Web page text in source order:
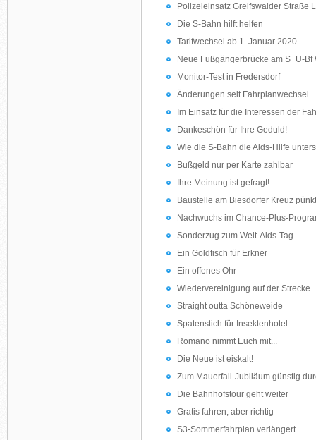
Polizeieinsatz Greifswalder Straße
Die S-Bahn hilft helfen
Tarifwechsel ab 1. Januar 2020
Neue Fußgängerbrücke am S+U-Bf
Monitor-Test in Fredersdorf
Änderungen seit Fahrplanwechsel
Im Einsatz für die Interessen der
Dankeschön für Ihre Geduld!
Wie die S-Bahn die Aids-Hilfe
Bußgeld nur per Karte zahlbar
Ihre Meinung ist gefragt!
Baustelle am Biesdorfer Kreuz
Nachwuchs im Chance-Plus-
Sonderzug zum Welt-Aids-Tag
Ein Goldfisch für Erkner
Ein offenes Ohr
Wiedervereinigung auf der Strecke
Straight outta Schöneweide
Spatenstich für Insektenhotel
Romano nimmt Euch mit...
Die Neue ist eiskalt!
Zum Mauerfall-Jubiläum günstig
Die Bahnhofstour geht weiter
Gratis fahren, aber richtig
S3-Sommerfahrplan verlängert